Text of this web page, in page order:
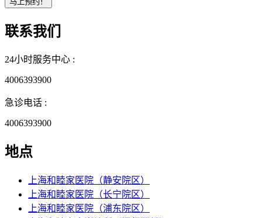
联系我们
24小时服务中心 :
4006393900
急诊电话 :
4006393900
地点
上海和睦家医院（静安院区）
上海和睦家医院（长宁院区）
上海和睦家医院（浦东院区）